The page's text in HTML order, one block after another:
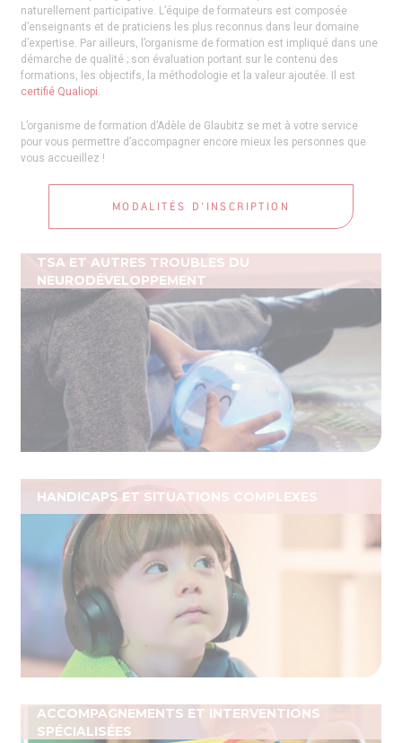
naturellement participative. L’équipe de formateurs est composée
d’enseignants et de praticiens les plus reconnus dans leur domaine
d’expertise. Par ailleurs, l’organisme de formation est impliqué dans une
démarche de qualité ; son évaluation portant sur le contenu des
formations, les objectifs, la méthodologie et la valeur ajoutée. Il est
certifié Qualiopi.
L’organisme de formation d’Adèle de Glaubitz se met à votre service
pour vous permettre d’accompagner encore mieux les personnes que
vous accueillez !
MODALITÉS D'INSCRIPTION
TSA ET AUTRES TROUBLES DU
NEURODÉVELOPPEMENT
HANDICAPS ET SITUATIONS COMPLEXES
ACCOMPAGNEMENTS ET INTERVENTIONS
SPÉCIALISÉES